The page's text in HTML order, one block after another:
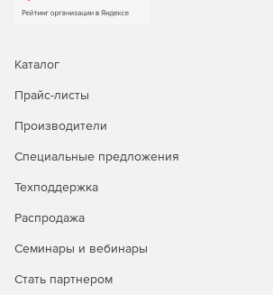
Встроенная совместимость со всеми
посредством редактора Chart Editor
аналитики с обширным набором
Поддержка отображения данных
инструментов – можно добавлять
Каталог
Прайс-листы
Производители
Специальные предложения
Техподдержка
Распродажа
Семинары и вебинары
Стать партнером